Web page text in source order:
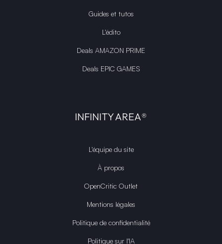
Guides et tutos
L'édito
Deals AMAZON PRIME
Deals EPIC GAMES
INFINITY AREA®
L'équipe du site
À propos
OpenCritic Outlet
Mentions légales
Politique de confidentialité
Politique sur l'IA